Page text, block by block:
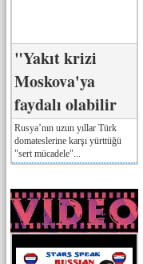
"Yakıt krizi
Moskova'ya
faydalı olabilir
Rusya’nın uzun yıllar Türk
domateslerine karşı yürttüğü
"sert mücadele"...